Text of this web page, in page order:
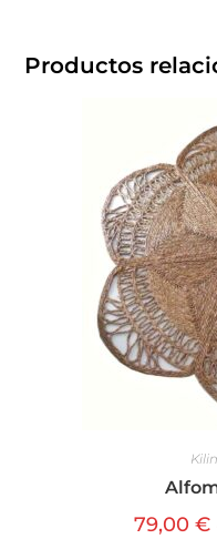
Productos
79,00 €